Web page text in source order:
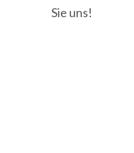
Sie uns!